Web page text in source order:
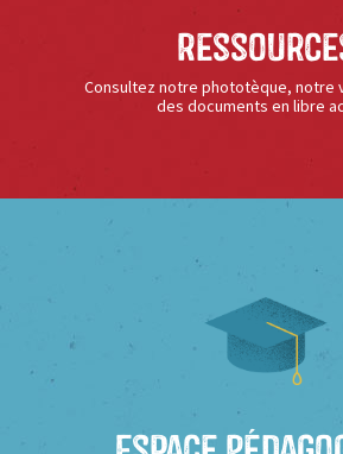
Consultez notre phototèque, notre
des documents en libre